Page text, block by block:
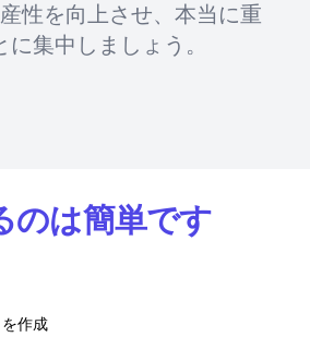
性を向上させ、本当に重
に集中しましょう。
のは簡単です
作成